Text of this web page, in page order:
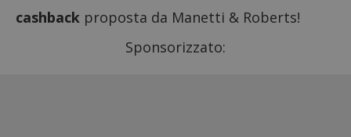
cashback proposta da Manetti & Roberts!
Sponsorizzato: